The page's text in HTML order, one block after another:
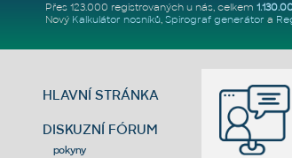
Přes 123.000 registrovaných u nás, celkem
Nový Kalkulátor nosníků, Spirograf generátor a
HLAVNÍ STRÁNKA
DISKUZNÍ FÓRUM
pokyny